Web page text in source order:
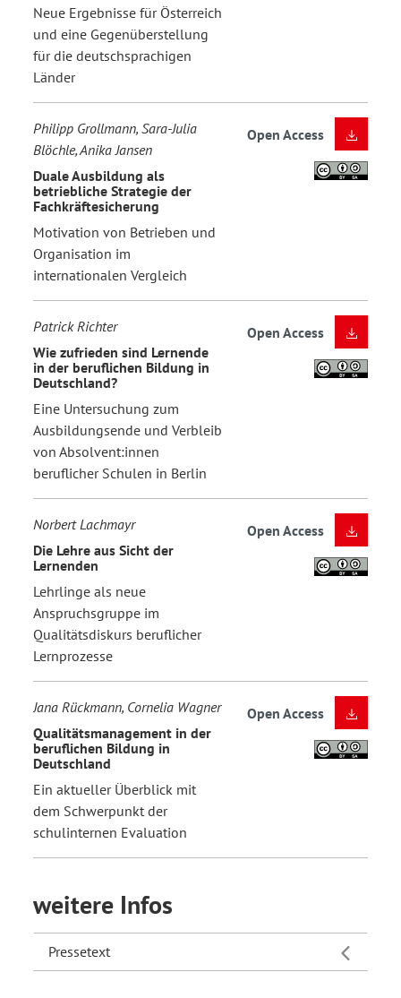
Neue Ergebnisse für Österreich
und eine Gegenüberstellung
für die deutschsprachigen
Länder
Philipp Grollmann, Sara-Julia
Blöchle, Anika Jansen
Duale Ausbildung als
betriebliche Strategie der
Fachkräftesicherung
Motivation von Betrieben und
Organisation im
internationalen Vergleich
Open Access
Patrick Richter
Wie zufrieden sind Lernende
in der beruflichen Bildung in
Deutschland?
Eine Untersuchung zum
Ausbildungsende und Verbleib
von Absolvent:innen
beruflicher Schulen in Berlin
Open Access
Norbert Lachmayr
Die Lehre aus Sicht der
Lernenden
Lehrlinge als neue
Anspruchsgruppe im
Qualitätsdiskurs beruflicher
Lernprozesse
Open Access
Jana Rückmann, Cornelia Wagner
Qualitätsmanagement in der
beruflichen Bildung in
Deutschland
Ein aktueller Überblick mit
dem Schwerpunkt der
schulinternen Evaluation
Open Access
weitere Infos
Pressetext